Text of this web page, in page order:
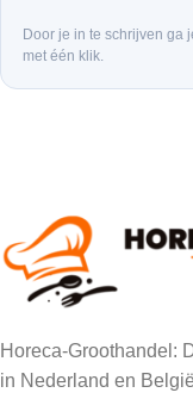
Door je in te schrijven ga
met één klik.
Horeca-Groothandel:
in Nederland en